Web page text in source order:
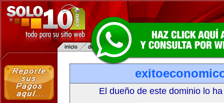
El dueño de este dominio lo